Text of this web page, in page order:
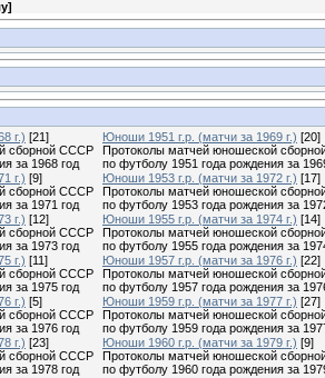
]
г.) [21]
сборной СССР
за 1968 год
Юноши 1951 г.р. (матчи за 1969 г.) [20]
Протоколы матчей юношеской
по футболу 1951 года рождения за
г.) [9]
сборной СССР
за 1971 год
Юноши 1953 г.р. (матчи за 1972 г.) [17]
Протоколы матчей юношеской
по футболу 1953 года рождения за
г.) [12]
сборной СССР
за 1973 год
Юноши 1955 г.р. (матчи за 1974 г.) [14]
Протоколы матчей юношеской
по футболу 1955 года рождения за
г.) [11]
сборной СССР
за 1975 год
Юноши 1957 г.р. (матчи за 1976 г.) [22]
Протоколы матчей юношеской
по футболу 1957 года рождения за
г.) [5]
сборной СССР
за 1976 год
Юноши 1959 г.р. (матчи за 1977 г.) [27]
Протоколы матчей юношеской
по футболу 1959 года рождения за
г.) [23]
сборной СССР
за 1978 год
Юноши 1960 г.р. (матчи за 1979 г.) [9]
Протоколы матчей юношеской
по футболу 1960 года рождения за